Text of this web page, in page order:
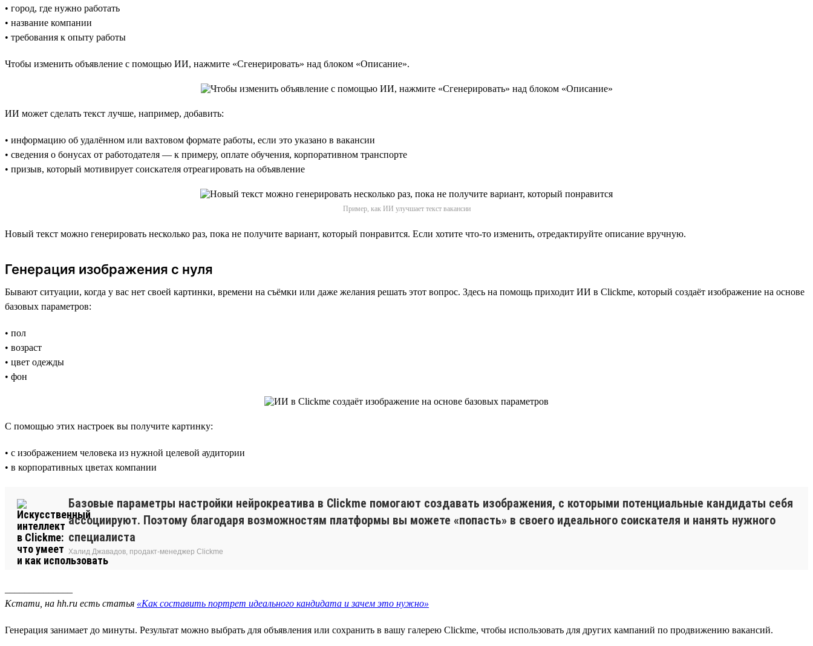
• город, где нужно работать
• название компании
• требования к опыту работы
Чтобы изменить объявление с помощью ИИ, нажмите «Сгенерировать» над блоком «Описание».
ИИ может сделать текст лучше, например, добавить:
• информацию об удалённом или вахтовом формате работы, если это указано в вакансии
• сведения о бонусах от работодателя — к примеру, оплате обучения, корпоративном транспорте
• призыв, который мотивирует соискателя отреагировать на объявление
Пример, как ИИ улучшает текст вакансии
Новый текст можно генерировать несколько раз, пока не получите вариант, который понравится. Если хотите что-то изменить, отредактируйте описание вручную.
Генерация изображения с нуля
Бывают ситуации, когда у вас нет своей картинки, времени на съёмки или даже желания решать этот вопрос. Здесь на помощь приходит ИИ в Clickme, который создаёт изображение на основе
базовых параметров:
• пол
• возраст
• цвет одежды
• фон
С помощью этих настроек вы получите картинку:
• с изображением человека из нужной целевой аудитории
• в корпоративных цветах компании
Базовые параметры настройки нейрокреатива в Clickme помогают создавать изображения, с которыми потенциальные кандидаты себя
ассоциируют. Поэтому благодаря возможностям платформы вы можете «попасть» в своего идеального соискателя и нанять нужного
специалиста
Халид Джавадов, продакт-менеджер Clickme
Кстати, на hh.ru есть статья «Как составить портрет идеального кандидата и зачем это нужно»
Генерация занимает до минуты. Результат можно выбрать для объявления или сохранить в вашу галерею Clickme, чтобы использовать для других кампаний по продвижению вакансий.